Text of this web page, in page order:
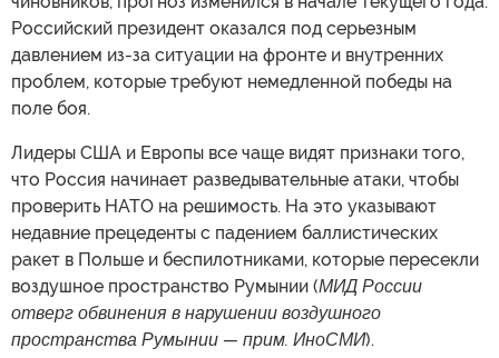
Российский президент оказался под серьезным
давлением из-за ситуации на фронте и внутренних
проблем, которые требуют немедленной победы на
поле боя.
Лидеры США и Европы все чаще видят признаки того,
что Россия начинает разведывательные атаки, чтобы
проверить НАТО на решимость. На это указывают
недавние прецеденты с падением баллистических
ракет в Польше и беспилотниками, которые пересекли
воздушное пространство Румынии (МИД России
отверг обвинения в нарушении воздушного
пространства Румынии — прим. ИноСМИ).